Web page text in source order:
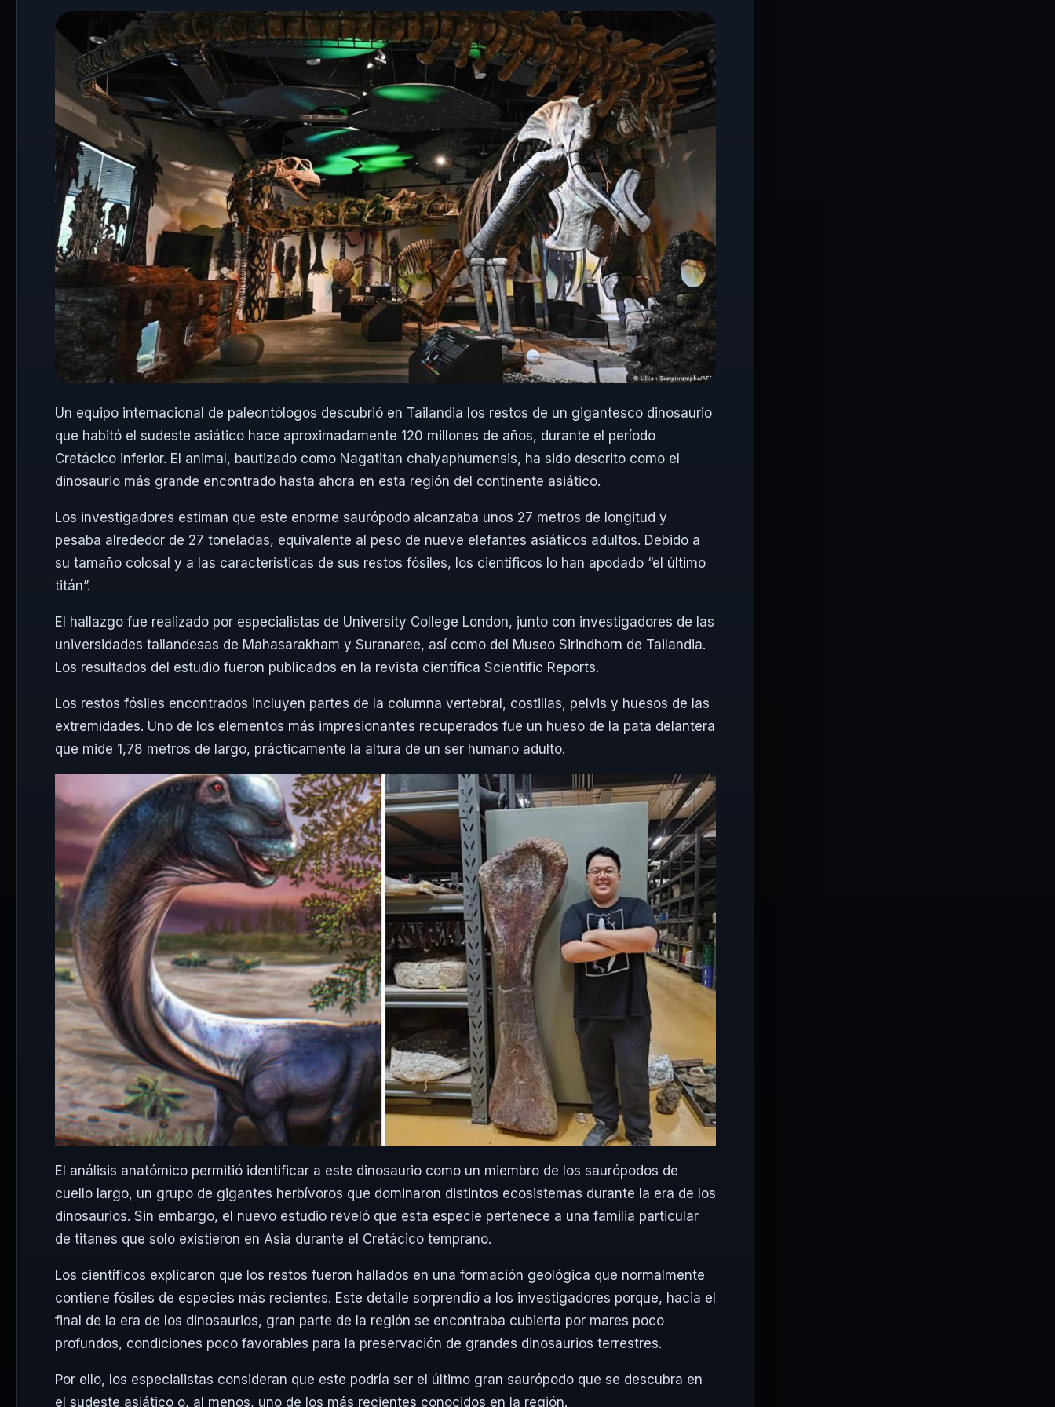
Un equipo internacional de paleontólogos descubrió en Tailandia los restos de un gigantesco dinosaurio
que habitó el sudeste asiático hace aproximadamente 120 millones de años, durante el período
Cretácico inferior. El animal, bautizado como Nagatitan chaiyaphumensis, ha sido descrito como el
dinosaurio más grande encontrado hasta ahora en esta región del continente asiático.
Los investigadores estiman que este enorme saurópodo alcanzaba unos 27 metros de longitud y
pesaba alrededor de 27 toneladas, equivalente al peso de nueve elefantes asiáticos adultos. Debido a
su tamaño colosal y a las características de sus restos fósiles, los científicos lo han apodado “el último
titán”.
El hallazgo fue realizado por especialistas de University College London, junto con investigadores de las
universidades tailandesas de Mahasarakham y Suranaree, así como del Museo Sirindhorn de Tailandia.
Los resultados del estudio fueron publicados en la revista científica Scientific Reports.
Los restos fósiles encontrados incluyen partes de la columna vertebral, costillas, pelvis y huesos de las
extremidades. Uno de los elementos más impresionantes recuperados fue un hueso de la pata delantera
que mide 1,78 metros de largo, prácticamente la altura de un ser humano adulto.
El análisis anatómico permitió identificar a este dinosaurio como un miembro de los saurópodos de
cuello largo, un grupo de gigantes herbívoros que dominaron distintos ecosistemas durante la era de los
dinosaurios. Sin embargo, el nuevo estudio reveló que esta especie pertenece a una familia particular
de titanes que solo existieron en Asia durante el Cretácico temprano.
Los científicos explicaron que los restos fueron hallados en una formación geológica que normalmente
contiene fósiles de especies más recientes. Este detalle sorprendió a los investigadores porque, hacia el
final de la era de los dinosaurios, gran parte de la región se encontraba cubierta por mares poco
profundos, condiciones poco favorables para la preservación de grandes dinosaurios terrestres.
Por ello, los especialistas consideran que este podría ser el último gran saurópodo que se descubra en
el sudeste asiático o, al menos, uno de los más recientes conocidos en la región.